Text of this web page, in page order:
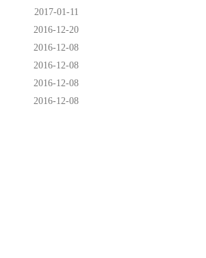
2017-01-11
2016-12-20
2016-12-08
2016-12-08
2016-12-08
2016-12-08